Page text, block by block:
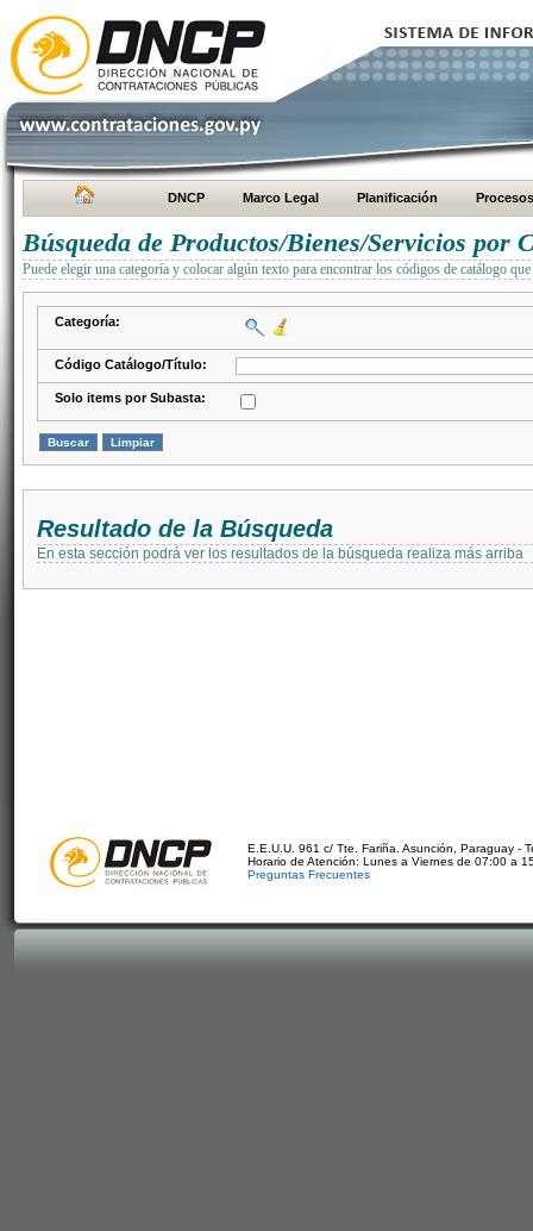
DNCP Marco Legal Planificación Procesos
Búsqueda de Productos/Bienes/Servicios por
Puede elegir una categoría y colocar algún texto para encontrar los códigos de catálogo
Categoría:
Código Catálogo/Título:
Solo items por Subasta:
Resultado de la Búsqueda
En esta sección podrá ver los resultados de la búsqueda realiza más arriba
E.E.U.U. 961 c/ Tte. Fariña. Asunción, Paraguay -
Horario de Atención: Lunes a Viernes de 07:00 a
Preguntas Frecuentes